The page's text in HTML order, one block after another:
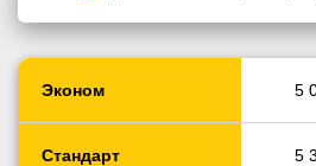
Эконом 5
Стандарт 5